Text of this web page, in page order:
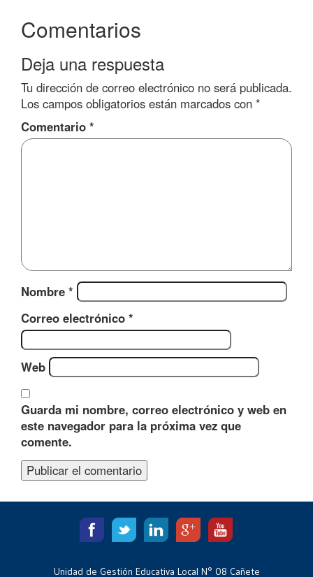
Comentarios
Deja una respuesta
Tu dirección de correo electrónico no será publicada.
Los campos obligatorios están marcados con *
Comentario *
Nombre *
Correo electrónico *
Web
Guarda mi nombre, correo electrónico y web en
este navegador para la próxima vez que
comente.
Unidad de Gestión Educativa Local N° 08 Cañete